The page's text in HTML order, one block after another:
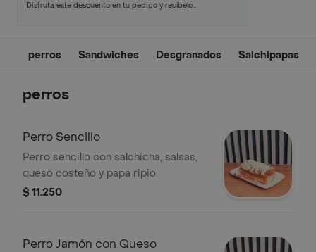
Disfruta este descuento en tu pedido y recíbelo
perros Sandwiches Desgranados Salchipapas
perros
Perro Sencillo
Perro sencillo con salchicha, salsas,
queso costeño y papa ripio.
$ 11.250
Perro Jamón con Queso